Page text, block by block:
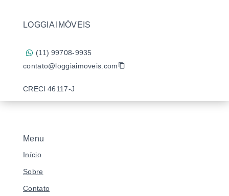
Menu
Início
Sobre
Contato
LOGGIA IMÓVEIS
(11) 99708-9935
contato@loggiaimoveis.com
CRECI 46117-J